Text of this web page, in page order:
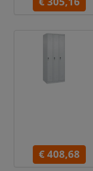
€ 408,68